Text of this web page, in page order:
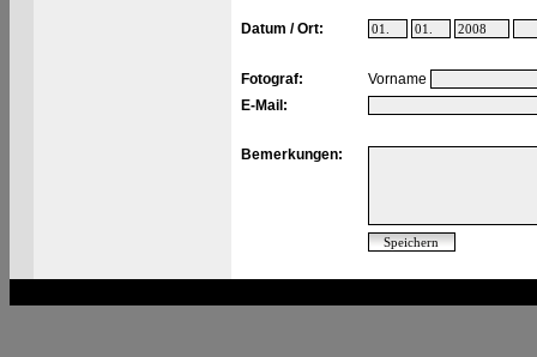
Datum / Ort:
Fotograf:
Vorname
E-Mail:
Bemerkungen: